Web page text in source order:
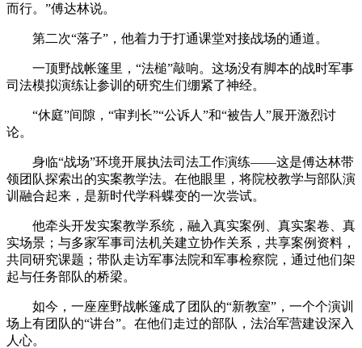
而行。”傅达林说。
第二次“落子”，他着力于打通课堂对接战场的通道。
一顶野战帐篷里，“法槌”敲响。这场没有脚本的战时军事
司法模拟演练让参训的研究生们绷紧了神经。
“休庭”间隙，“审判长”“公诉人”和“被告人”展开激烈讨
论。
身临“战场”环境开展执法司法工作演练——这是傅达林带
领团队探索出的实案教学法。在他眼里，将院校教学与部队演
训融合起来，是新时代学科蝶变的一次尝试。
他牵头开发实案教学系统，融入真实案例、真实案卷、真
实场景；与多家军事司法机关建立协作关系，共享案例资料，
共同研究课题；带队走访军事法院和军事检察院，通过他们架
起与任务部队的桥梁。
如今，一座座野战帐篷成了团队的“新教室”，一个个演训
场上有团队的“讲台”。在他们走过的部队，法治军营建设深入
人心。